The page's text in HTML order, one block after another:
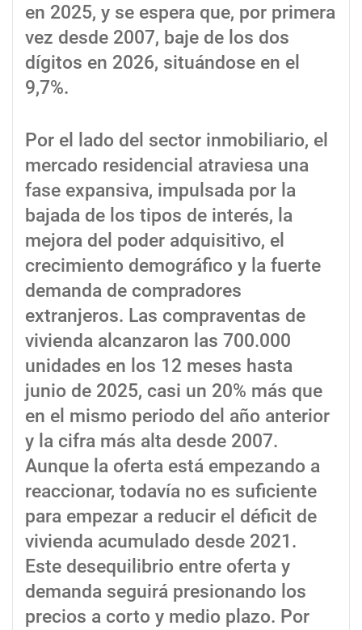
en 2025, y se espera que, por primera
vez desde 2007, baje de los dos
dígitos en 2026, situándose en el
9,7%.
Por el lado del sector inmobiliario, el
mercado residencial atraviesa una
fase expansiva, impulsada por la
bajada de los tipos de interés, la
mejora del poder adquisitivo, el
crecimiento demográfico y la fuerte
demanda de compradores
extranjeros. Las compraventas de
vivienda alcanzaron las 700.000
unidades en los 12 meses hasta
junio de 2025, casi un 20% más que
en el mismo periodo del año anterior
y la cifra más alta desde 2007.
Aunque la oferta está empezando a
reaccionar, todavía no es suficiente
para empezar a reducir el déficit de
vivienda acumulado desde 2021.
Este desequilibrio entre oferta y
demanda seguirá presionando los
precios a corto y medio plazo. Por